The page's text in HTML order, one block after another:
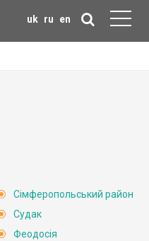
uk ru en
Сімферопольський район
Судак
Феодосія